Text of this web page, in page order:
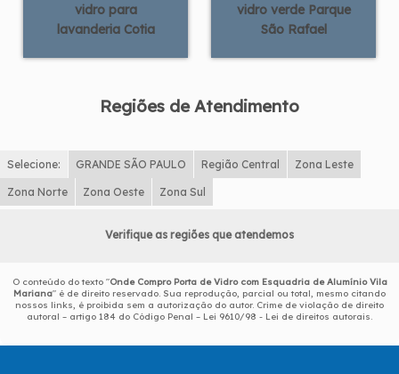
vidro para
lavanderia Cotia
vidro verde Parque
São Rafael
Regiões de Atendimento
Selecione: GRANDE SÃO PAULO Região Central Zona Leste
Zona Norte Zona Oeste Zona Sul
Verifique as regiões que atendemos
O conteúdo do texto "Onde Compro Porta de Vidro com Esquadria de Alumínio Vila
Mariana" é de direito reservado. Sua reprodução, parcial ou total, mesmo citando
nossos links, é proibida sem a autorização do autor. Crime de violação de direito
autoral – artigo 184 do Código Penal – Lei 9610/98 - Lei de direitos autorais